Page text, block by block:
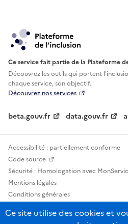
Ce service fait partie de la Plateforme
Découvrez les outils qui portent
chaque service, son objectif.
Découvrez nos services
beta.gouv.fr data.gouv.fr
Accessibilité : partiellement conforme
Code source
Sécurité : Homologation avec
Mentions légales
Conditions générales
Statistiques, lexiques et indicateurs
Ce site utilise des cookies et